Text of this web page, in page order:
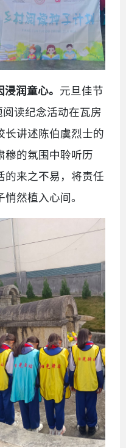
润童心。 元旦佳节
阅读纪念活动在瓦房
长讲述陈伯虞烈士的
穆的氛围中聆听历
的来之不易，将责任
然植入心间。